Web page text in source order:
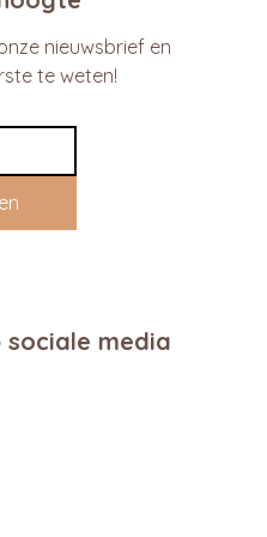
nieuwsbrief en
te weten!
sociale media